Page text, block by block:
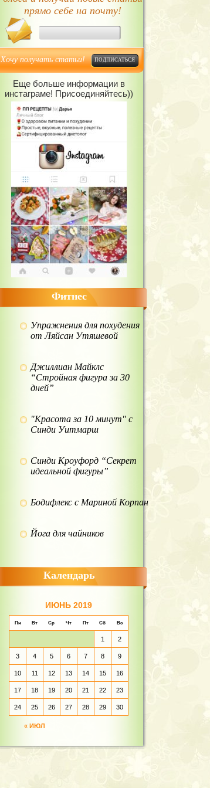
прямо себе на почту!
Хочу получать статьи!
Еще больше информации в
инстаграме! Присоединяйтесь))
Фитнес
Упражнения для похудения
от Ляйсан Утяшевой
Джиллиан Майклс
“Стройная фигура за 30
дней”
"Красота за 10 минут" с
Синди Уитмарш
Синди Кроуфорд “Секрет
идеальной фигуры”
Бодифлекс с Мариной Корпан
Йога для чайников
Календарь
ИЮНЬ 2019
Пн Вт Ср Чт Пт Сб Вс
« ИЮЛ
1 2
3 4 5 6 7 8 9
10 11 12 13 14 15 16
17 18 19 20 21 22 23
24 25 26 27 28 29 30